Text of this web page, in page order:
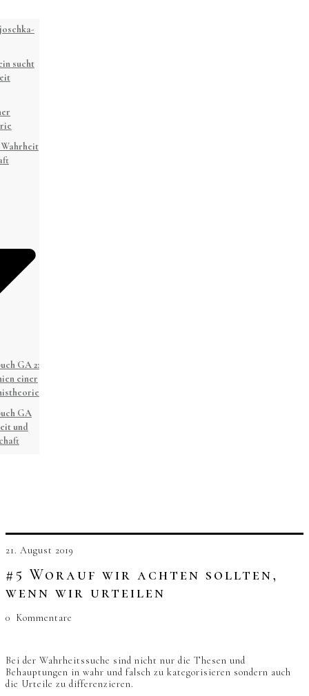
sucht
GA 2:
einer
GA
und
21. August 2019
#5 Worauf wir achten sollten,
wenn wir urteilen
0 Kommentare
Bei der Wahrheitssuche sind nicht nur die Thesen und
Behauptungen in wahr und falsch zu kategorisieren sondern auch
die Urteile zu differenzieren.